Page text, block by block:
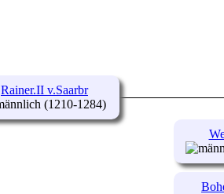
Rainer.II v.Saarbr
(1210-1284)